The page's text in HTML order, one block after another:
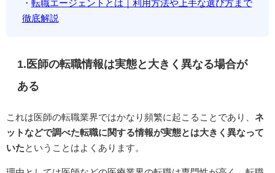
・ 転職エージェントとは｜利用方法や上手な選び方まで
徹底解説
1.医師の転職情報は実態と大きく異なる場合が
ある
これは医師の転職業界ではかなり頻繁に起こることであり、 ネ
ットなどで調べた転職に関する情報が実態とは大きく異なって
いた ということはよくあります。